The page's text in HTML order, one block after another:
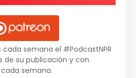
semana el #PodcastNPR
de su publicación y con
semana.